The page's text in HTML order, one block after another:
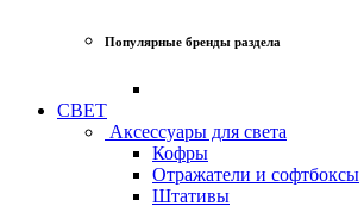
Популярные бренды раздела
СВЕТ
Аксессуары для света
Кофры
Отражатели и софтбоксы
Штативы